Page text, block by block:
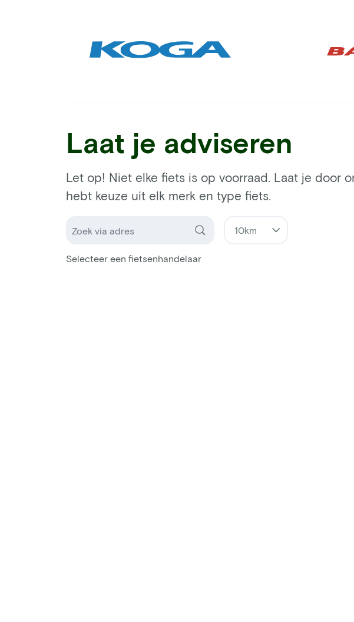
Laat je adviseren
Let op! Niet elke fiets is op voorraad. Laat je door
hebt keuze uit elk merk en type fiets.
Selecteer een fietsenhandelaar